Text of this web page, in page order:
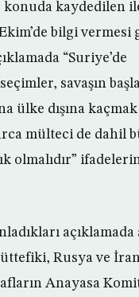
konuda kaydedilen
bilgi vermesi
“Suriye’de
savaşın
ülke dışına
mülteci de dahil
olmalıdır”
açıklamada
Rusya ve
Anayasa